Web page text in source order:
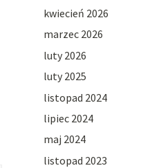
kwiecień 2026
marzec 2026
luty 2026
luty 2025
listopad 2024
lipiec 2024
maj 2024
listopad 2023